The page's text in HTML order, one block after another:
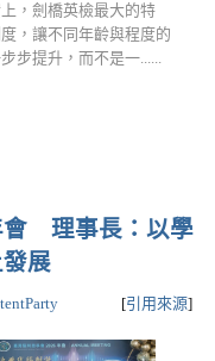
，劍橋英檢最大的特
，讓不同年齡與程度的
步提升，而不是一......
會 理事長：以學
展
[引用來源]